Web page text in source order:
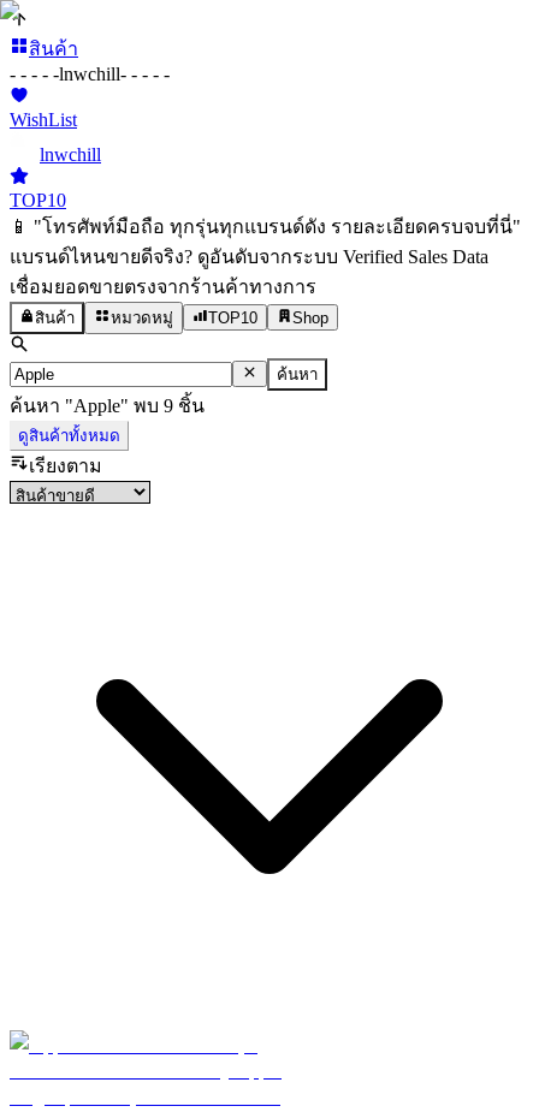
สินค้า
- - - - -lnwchill- - - - -
WishList
lnwchill
TOP10
📱 "โทรศัพท์มือถือ ทุกรุ่นทุกแบรนด์ดัง รายละเอียดครบจบที่นี่"
แบรนด์ไหนขายดีจริง? ดูอันดับจากระบบ Verified Sales Data
เชื่อมยอดขายตรงจากร้านค้าทางการ
สินค้า หมวดหมู่ TOP10 Shop
ค้นหา
ค้นหา "Apple" พบ 9 ชิ้น
ดูสินค้าทั้งหมด
เรียงตาม